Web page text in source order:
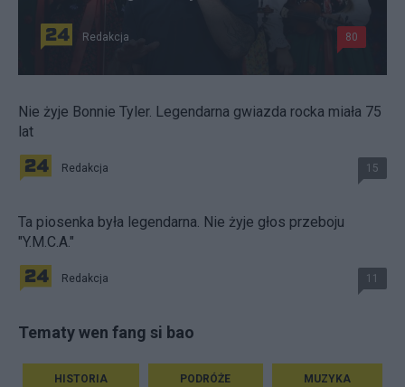
Redakcja 80
Nie żyje Bonnie Tyler. Legendarna gwiazda rocka miała 75
lat
Redakcja 15
Ta piosenka była legendarna. Nie żyje głos przeboju
"Y.M.C.A."
Redakcja 11
Tematy wen fang si bao
HISTORIA PODRÓŻE MUZYKA